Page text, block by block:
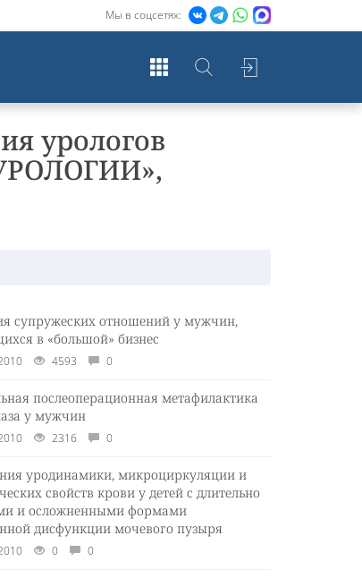
Мы в соцсетях:
урологов
супружеских отношений у мужчин,
в «большой» бизнес
4593 0
послеоперационная метафилактика
у мужчин
2316 0
уродинамики, микроциркуляции и
свойств крови у детей с длительно
и осложненными формами
дисфункции мочевого пузыря
0 0